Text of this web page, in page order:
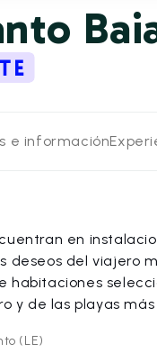
e información
en
del viajero
habitaciones
y de las playas
(LE)